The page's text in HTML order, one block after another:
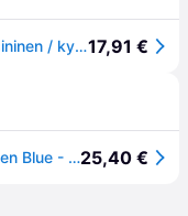
MINYMO Potkuhousut/body laivastonsininen / kyyhkynsininen17,91 €
Minymo Bodyt p/h - 2 kpl - Menninkäinen Blue - Minymo - 74 - Bodyt P/H25,40 €